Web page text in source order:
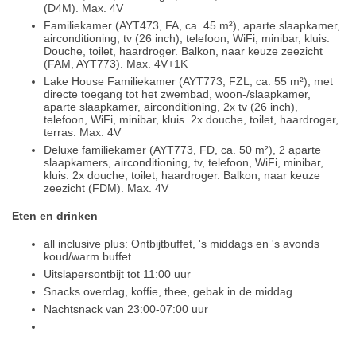
(D4M). Max. 4V
Familiekamer (AYT473, FA, ca. 45 m²), aparte slaapkamer,
airconditioning, tv (26 inch), telefoon, WiFi, minibar, kluis.
Douche, toilet, haardroger. Balkon, naar keuze zeezicht
(FAM, AYT773). Max. 4V+1K
Lake House Familiekamer (AYT773, FZL, ca. 55 m²), met
directe toegang tot het zwembad, woon-/slaapkamer,
aparte slaapkamer, airconditioning, 2x tv (26 inch),
telefoon, WiFi, minibar, kluis. 2x douche, toilet, haardroger,
terras. Max. 4V
Deluxe familiekamer (AYT773, FD, ca. 50 m²), 2 aparte
slaapkamers, airconditioning, tv, telefoon, WiFi, minibar,
kluis. 2x douche, toilet, haardroger. Balkon, naar keuze
zeezicht (FDM). Max. 4V
Eten en drinken
all inclusive plus: Ontbijtbuffet, 's middags en 's avonds
koud/warm buffet
Uitslapersontbijt tot 11:00 uur
Snacks overdag, koffie, thee, gebak in de middag
Nachtsnack van 23:00-07:00 uur